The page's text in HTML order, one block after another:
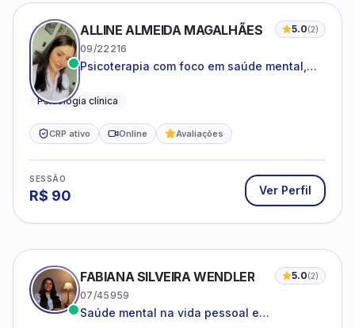
ALLINE ALMEIDA MAGALHÃES 5.0(2)
09/22216
Psicoterapia com foco em saúde mental,
adolescentes e adultos.
Psicologia clínica
CRP ativo Online Avaliações
SESSÃO
R$ 90 Ver Perfil
FABIANA SILVEIRA WENDLER 5.0(2)
07/45959
Saúde mental na vida pessoal e